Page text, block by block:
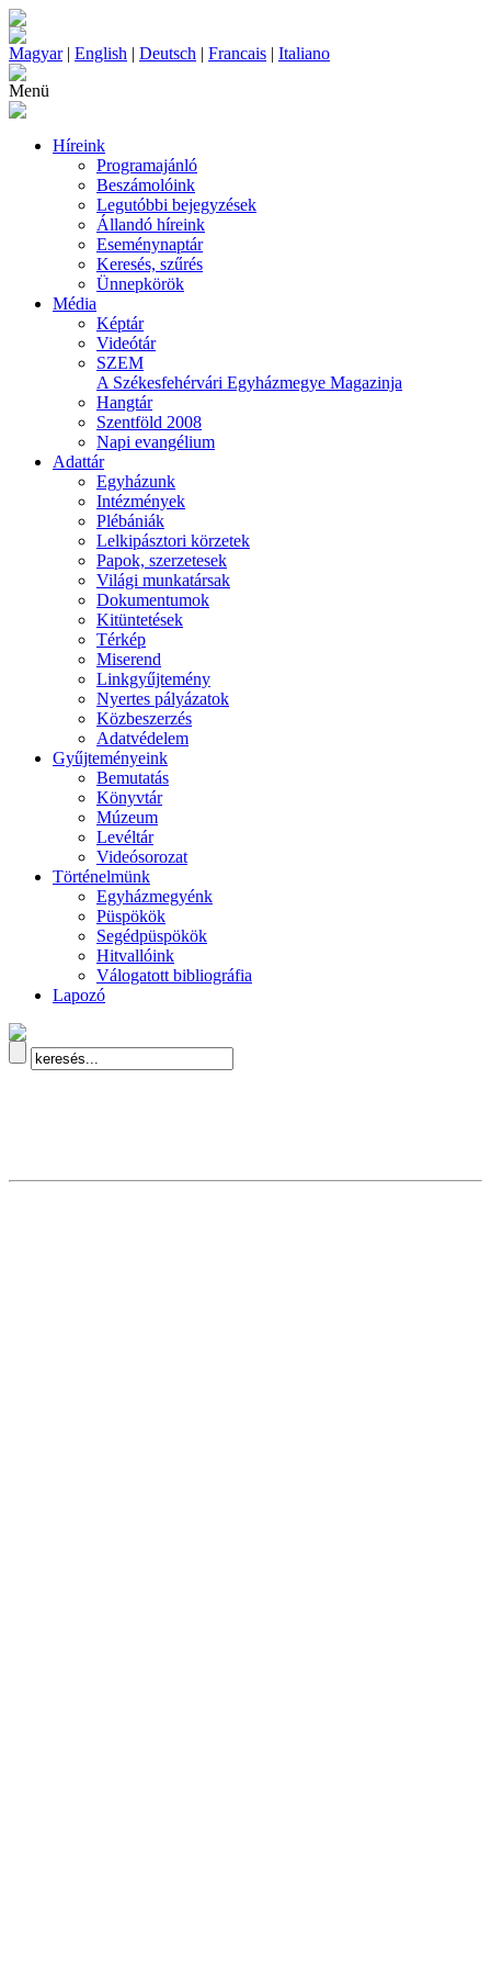
Magyar| English | Deutsch | Francais | Italiano
Menü
Híreink
Programajánló
Beszámolóink
Legutóbbi bejegyzések
Állandó híreink
Eseménynaptár
Keresés, szűrés
Ünnepkörök
Média
Képtár
Videótár
SZEM
A Székesfehérvári Egyházmegye Magazinja
Hangtár
Szentföld 2008
Napi evangélium
Adattár
Egyházunk
Intézmények
Plébániák
Lelkipásztori körzetek
Papok, szerzetesek
Világi munkatársak
Dokumentumok
Kitüntetések
Térkép
Miserend
Linkgyűjtemény
Nyertes pályázatok
Közbeszerzés
Adatvédelem
Gyűjteményeink
Bemutatás
Könyvtár
Múzeum
Levéltár
Videósorozat
Történelmünk
Egyházmegyénk
Püspökök
Segédpüspökök
Hitvallóink
Válogatott bibliográfia
Lapozó